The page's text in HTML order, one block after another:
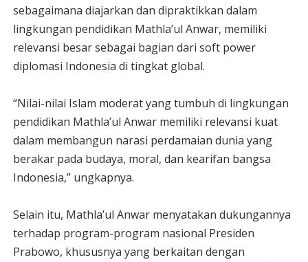
sebagaimana diajarkan dan dipraktikkan dalam
lingkungan pendidikan Mathla’ul Anwar, memiliki
relevansi besar sebagai bagian dari soft power
diplomasi Indonesia di tingkat global.
“Nilai-nilai Islam moderat yang tumbuh di lingkungan
pendidikan Mathla’ul Anwar memiliki relevansi kuat
dalam membangun narasi perdamaian dunia yang
berakar pada budaya, moral, dan kearifan bangsa
Indonesia,” ungkapnya.
Selain itu, Mathla’ul Anwar menyatakan dukungannya
terhadap program-program nasional Presiden
Prabowo, khususnya yang berkaitan dengan